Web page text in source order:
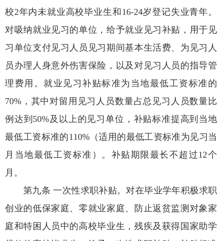
校2年内未就业高校毕业生和16-24岁登记失业青年。
对吸纳就业见习的单位，给予就业见习补贴，用于见
习单位支付见习人员见习期间基本生活费、为见习人
员办理人身意外伤害保险，以及对见习人员的指导管
理费用。就业见习补贴标准为当地最低工资标准的
70%，其中对留用见习人员数量占总见习人员数量比
例达到50%及以上的见习单位，补贴标准提高到当地
最低工资标准的110%（适用的最低工资标准为见习当
月当地最低工资标准）。补贴期限最长不超过12个
月。
第九条 一次性求职补贴。对在毕业学年积极求职
创业的低保家庭、零就业家庭、防止返贫监测对象家
庭和特困人员中的高校毕业生，残疾及获得国家助学